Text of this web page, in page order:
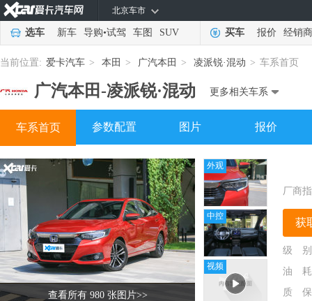
北京车市
选车 新车 导购•试驾 车图 SUV 买车 报价 经销商
当前位置: 爱卡汽车 > 本田 > 广汽本田 > 凌派锐·混动 > 车系首页
广汽本田-凌派锐·混动 更多相关车系
车系首页 参数配置 图片 报价
查看所有 980 张图片>>
外观
中控
视频
厂商
获
级 别
油 耗
质 保